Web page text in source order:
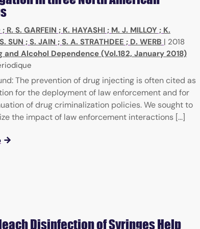
; R. S. GARFEIN ; K. HAYASHI ; M. J. MILLOY ; K.
S. SUN ; S. JAIN ; S. A. STRATHDEE ; D. WERB | 2018
and Alcohol Dependence (Vol.182, January 2018)
The prevention of drug injecting is often cited as
for the deployment of law enforcement and for
of drug criminalization policies. We sought to
the impact of law enforcement interactions [...]
Disinfection of Syringes Help